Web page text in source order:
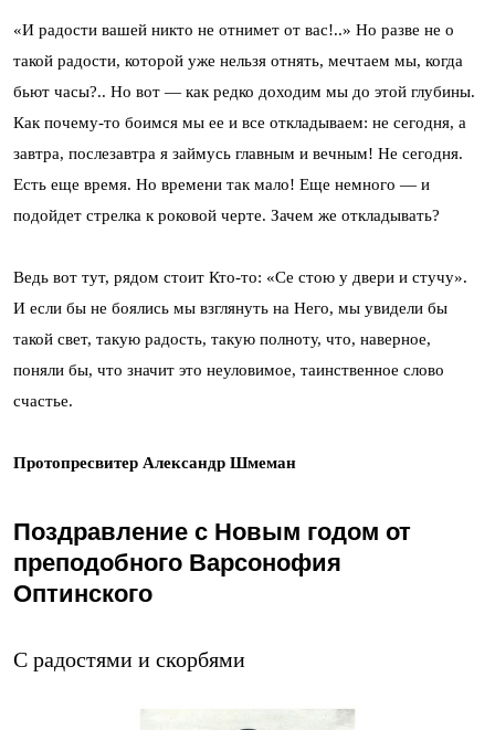
«И радости вашей никто не отнимет от вас!..» Но разве не о
такой радости, которой уже нельзя отнять, мечтаем мы, когда
бьют часы?.. Но вот — как редко доходим мы до этой глубины.
Как почему-то боимся мы ее и все откладываем: не сегодня, а
завтра, послезавтра я займусь главным и вечным! Не сегодня.
Есть еще время. Но времени так мало! Еще немного — и
подойдет стрелка к роковой черте. Зачем же откладывать?
Ведь вот тут, рядом стоит Кто-то: «Се стою у двери и стучу».
И если бы не боялись мы взглянуть на Него, мы увидели бы
такой свет, такую радость, такую полноту, что, наверное,
поняли бы, что значит это неуловимое, таинственное слово
счастье.
Протопресвитер Александр Шмеман
Поздравление с Новым годом от
преподобного Варсонофия
Оптинского
С радостями и скорбями